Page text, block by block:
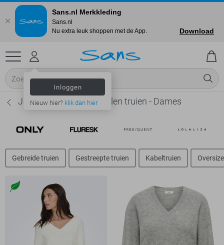
Inloggen
Nieuw hier? klik dan hier
Jacqueline de Yong Wollen truien - Dames
Gebreide truien Gestreepte truien Kabeltruien
Sans.nl Merkkleding
Sans.nl
Nu extra leuk shoppen met de App.
Download